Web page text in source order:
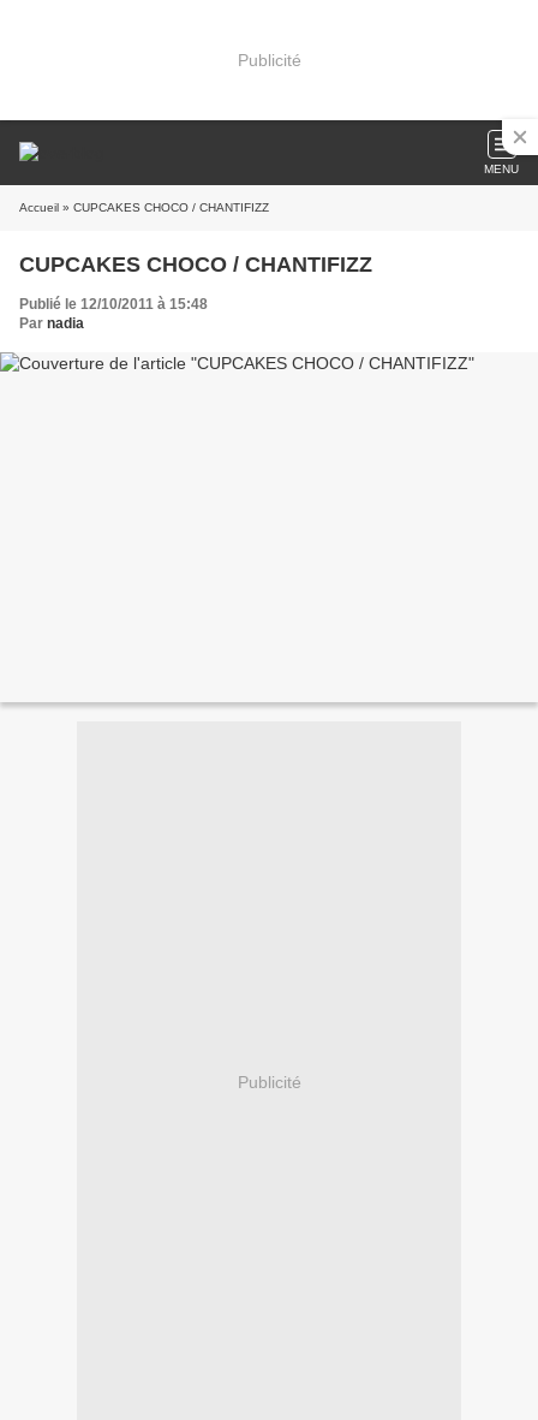
Publicité
MENU
Accueil » CUPCAKES CHOCO / CHANTIFIZZ
CUPCAKES CHOCO / CHANTIFIZZ
Publié le 12/10/2011 à 15:48
Par nadia
Publicité